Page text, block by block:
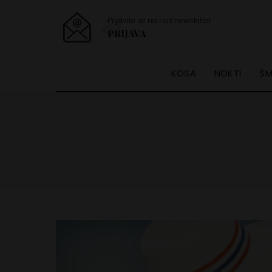
Prijavite se na naš newsletter
PRIJAVA
KOSA NOKTI